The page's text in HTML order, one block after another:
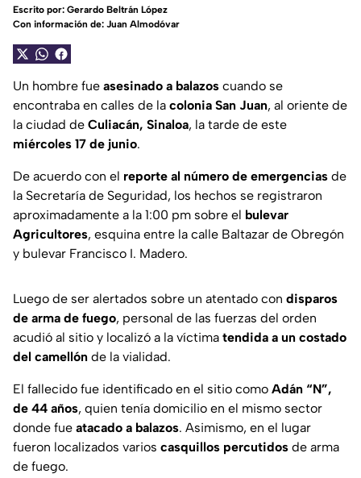
Escrito por: Gerardo Beltrán López
Con información de: Juan Almodóvar
Un hombre fue asesinado a balazos cuando se
encontraba en calles de la colonia San Juan, al oriente de
la ciudad de Culiacán, Sinaloa, la tarde de este
miércoles 17 de junio.
De acuerdo con el reporte al número de emergencias de
la Secretaría de Seguridad, los hechos se registraron
aproximadamente a la 1:00 pm sobre el bulevar
Agricultores, esquina entre la calle Baltazar de Obregón
y bulevar Francisco I. Madero.
Luego de ser alertados sobre un atentado con disparos
de arma de fuego, personal de las fuerzas del orden
acudió al sitio y localizó a la víctima tendida a un costado
del camellón de la vialidad.
El fallecido fue identificado en el sitio como Adán “N”,
de 44 años, quien tenía domicilio en el mismo sector
donde fue atacado a balazos. Asimismo, en el lugar
fueron localizados varios casquillos percutidos de arma
de fuego.